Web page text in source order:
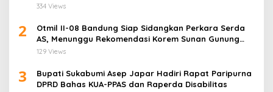
334 Views
2
Otmil II-08 Bandung Siap Sidangkan Perkara Serda
AS, Menunggu Rekomendasi Korem Sunan Gunung
Jati Cirebon
129 Views
3
Bupati Sukabumi Asep Japar Hadiri Rapat Paripurna
DPRD Bahas KUA-PPAS dan Raperda Disabilitas